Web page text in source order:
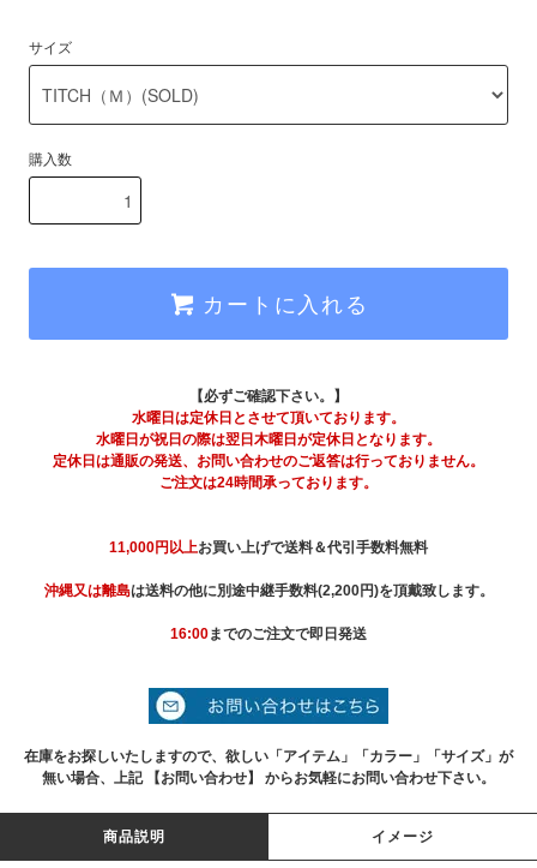
サイズ
購入数
カートに入れる
【必ずご確認下さい。】
水曜日は定休日とさせて頂いております。
水曜日が祝日の際は翌日木曜日が定休日となります。
定休日は通販の発送、お問い合わせのご返答は行っておりません。
ご注文は24時間承っております。
11,000円以上お買い上げで送料＆代引手数料無料
沖縄又は離島は送料の他に別途中継手数料(2,200円)を頂戴致します。
16:00までのご注文で即日発送
在庫をお探しいたしますので、欲しい「アイテム」「カラー」「サイズ」が
無い場合、上記 【お問い合わせ】 からお気軽にお問い合わせ下さい。
商品説明 イメージ